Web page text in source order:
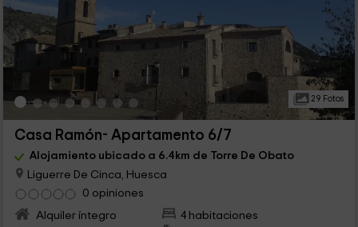
29 Fotos
Casa Ramón- Apartamento 6/7
Alojamiento ubicado a 6.4km de Torre De Obato
Liguerre De Cinca, Huesca
0 opiniones
Alquiler íntegro
4 habitaciones